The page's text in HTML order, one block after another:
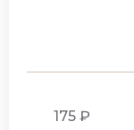
175 ₽